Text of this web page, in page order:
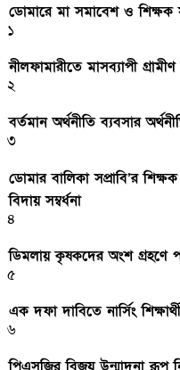
ডোমারে মা সমাবেশ ও শিক্ষক
১
নীলফামারীতে মাসব্যাপী
২
বর্তমান অর্থনীতি ব্যবসার
৩
ডোমার বালিকা সপ্রাবি’র
বিদায় সম্বর্ধনা
৪
ডিমলায় কৃষকদের অংশ গ্রহণে
৫
এক দফা দাবিতে নার্সিং
৬